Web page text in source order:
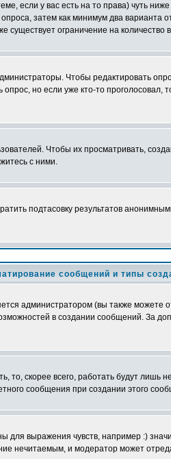
если у вас есть на то права) чуть
затем как минимум два варианта
ограничение на
Чтобы редактировать
но если уже кто-то
Чтобы их просматривать,
с ними.
подтасовку результатов
сообщений и типы
администратором (вы также
в создании сообщений. За
скорее всего, работать будут лишь
сообщения при создании этого
выражения чувств, например :)
нечитаемым, и модератор может